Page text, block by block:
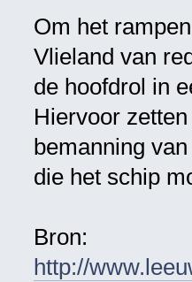
Om het
Vlieland van
de hoofdrol in
Hiervoor
bemanning
die het schip
Bron:
http://